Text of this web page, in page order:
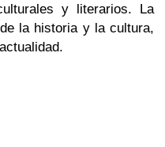
y literarios. La
la historia y la cultura,